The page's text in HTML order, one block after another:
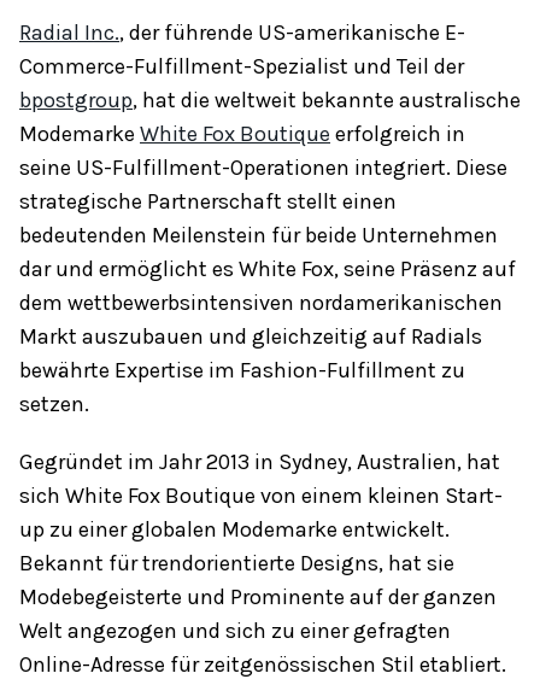
Radial Inc., der führende US-amerikanische E-
Commerce-Fulfillment-Spezialist und Teil der
bpostgroup, hat die weltweit bekannte australische
Modemarke White Fox Boutique erfolgreich in
seine US-Fulfillment-Operationen integriert. Diese
strategische Partnerschaft stellt einen
bedeutenden Meilenstein für beide Unternehmen
dar und ermöglicht es White Fox, seine Präsenz auf
dem wettbewerbsintensiven nordamerikanischen
Markt auszubauen und gleichzeitig auf Radials
bewährte Expertise im Fashion-Fulfillment zu
setzen.
Gegründet im Jahr 2013 in Sydney, Australien, hat
sich White Fox Boutique von einem kleinen Start-
up zu einer globalen Modemarke entwickelt.
Bekannt für trendorientierte Designs, hat sie
Modebegeisterte und Prominente auf der ganzen
Welt angezogen und sich zu einer gefragten
Online-Adresse für zeitgenössischen Stil etabliert.